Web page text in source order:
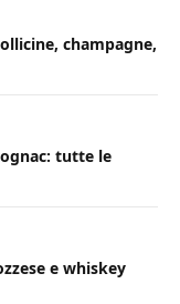
champagne,
tutte le
e whiskey